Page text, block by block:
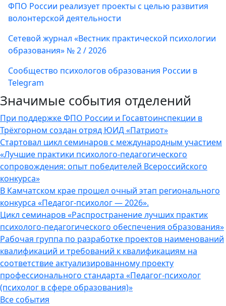
ФПО России реализует проекты с целью развития
волонтерской деятельности
Сетевой журнал «Вестник практической психологии
образования» № 2 / 2026
Сообщество психологов образования России в
Telegram
Значимые события отделений
При поддержке ФПО России и Госавтоинспекции в
Трёхгорном создан отряд ЮИД «Патриот»
Стартовал цикл семинаров с международным участием
«Лучшие практики психолого-педагогического
сопровождения: опыт победителей Всероссийского
конкурса»
В Камчатском крае прошел очный этап регионального
конкурса «Педагог-психолог — 2026».
Цикл семинаров «Распространение лучших практик
психолого-педагогического обеспечения образования»
Рабочая группа по разработке проектов наименований
квалификаций и требований к квалификациям на
соответствие актуализированному проекту
профессионального стандарта «Педагог-психолог
(психолог в сфере образования)»
Все события